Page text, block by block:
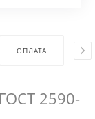
ОПЛАТА
2590-